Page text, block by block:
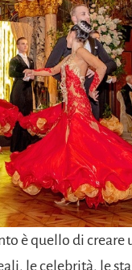
è quello di creare
le celebrità, le